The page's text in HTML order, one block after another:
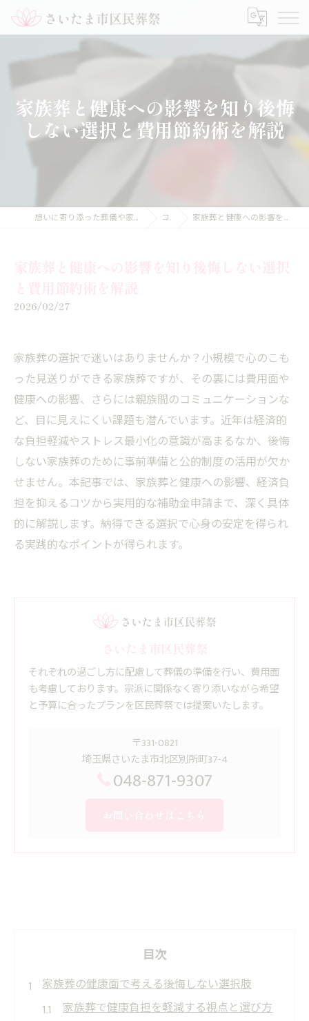
家族葬と健康への影響を知り後悔
しない選択と費用節約術を解説
想いに寄り添った葬儀や家族葬のことなら【さいたま市区民葬祭】 コラム 家族葬と健康への影響を知り後悔しない選択と費用節約術を解説
2026/02/27
家族葬の選択で迷いはありませんか？小規模で心のこも
った見送りができる家族葬ですが、その裏には費用面や
健康への影響、さらには親族間のコミュニケーションな
ど、目に見えにくい課題も潜んでいます。近年は経済的
な負担軽減やストレス最小化の意識が高まるなか、後悔
しない家族葬のために事前準備と公的制度の活用が欠か
せません。本記事では、家族葬と健康への影響、経済負
担を抑えるコツから実用的な補助金申請まで、深く具体
的に解説します。納得できる選択で心身の安定を得られ
る実践的なポイントが得られます。
それぞれの過ごし方に配慮して葬儀の準備を行い、費用面
も考慮しております。宗派に関係なく寄り添いながら希望
と予算に合ったプランを区民葬祭では提案いたします。
〒331-0821
埼玉県さいたま市北区別所町37-4
048-871-9307
目次
家族葬の健康面で考える後悔しない選択肢
家族葬で健康負担を軽減する視点と選び方